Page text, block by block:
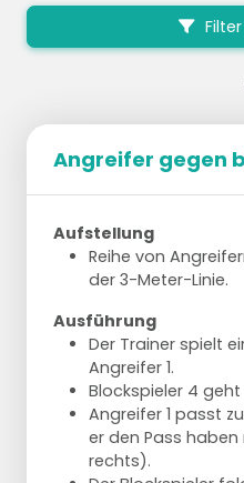
Angreifer gegen
Aufstellung
Reihe von
der 3-Meter-Linie.
Ausführung
Der Trainer spielt
Angreifer 1.
Blockspieler 4 geht
Angreifer 1 passt
er den Pass
rechts).